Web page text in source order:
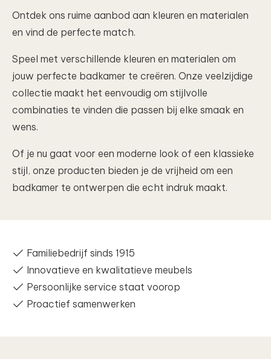
Ontdek ons ruime aanbod aan kleuren en materialen
en vind de perfecte match.
Speel met verschillende kleuren en materialen om
jouw perfecte badkamer te creëren. Onze veelzijdige
collectie maakt het eenvoudig om stijlvolle
combinaties te vinden die passen bij elke smaak en
wens.
Of je nu gaat voor een moderne look of een klassieke
stijl, onze producten bieden je de vrijheid om een
badkamer te ontwerpen die echt indruk maakt.
Familiebedrijf sinds 1915
Innovatieve en kwalitatieve meubels
Persoonlijke service staat voorop
Proactief samenwerken